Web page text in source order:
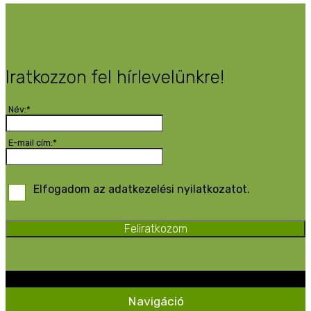
Iratkozzon fel hírlevelünkre!
Név:*
E-mail cím:*
Elfogadom az adatkezelési nyilatkozatot.
Feliratkozom
Navigáció